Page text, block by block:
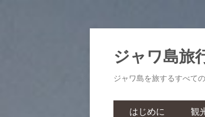
ジャワ島旅
ジャワ島を旅するすべて
はじめに 観